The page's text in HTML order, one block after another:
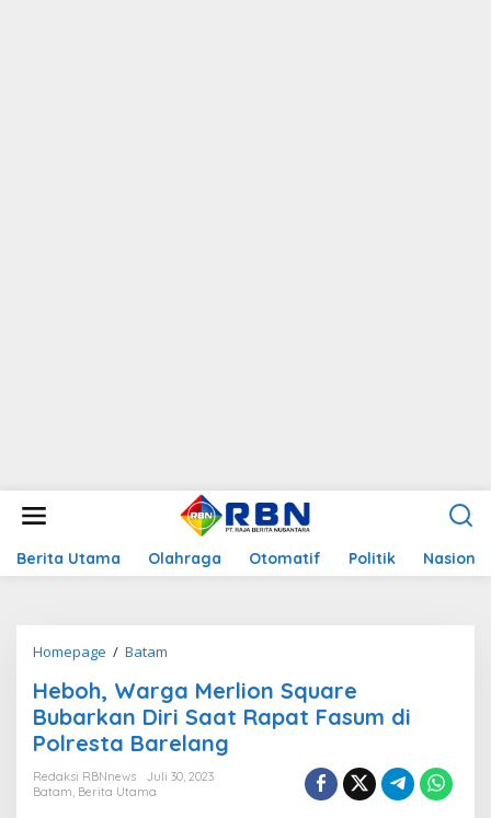
t
Berita Utama Olahraga Otomatif Politik Nasional
Homepage / Batam
b
o
h
,
W
Heboh, Warga Merlion Square
Bubarkan Diri Saat Rapat Fasum di
Polresta Barelang
Redaksi RBNnews
Juli 30, 2023
Batam, Berita Utama